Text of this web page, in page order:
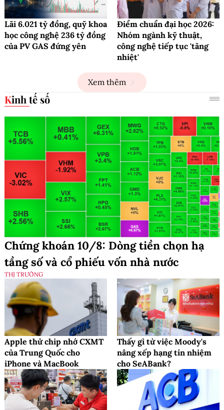
Lãi 6.021 tỷ đồng, quỹ khoa
học công nghệ 236 tỷ đồng
của PV GAS đứng yên
Điểm chuẩn đại học 2026:
Nhóm ngành kỹ thuật,
công nghệ tiếp tục 'tăng
nhiệt'
Xem thêm
Kinh tế số
Chứng khoán 10/8: Dòng tiền chọn hạ
tầng số và cổ phiếu vốn nhà nước
THỊ TRƯỜNG
Apple thử chip nhớ CXMT
của Trung Quốc cho
iPhone và MacBook
Thấy gì từ việc Moody's
nâng xếp hạng tín nhiệm
cho SeABank?